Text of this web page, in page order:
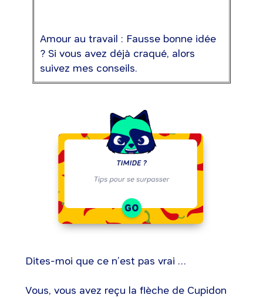
Amour au travail : Fausse bonne idée
? Si vous avez déjà craqué, alors
suivez mes conseils.
Dites-moi que ce n’est pas vrai …
Vous, vous avez reçu la flèche de Cupidon